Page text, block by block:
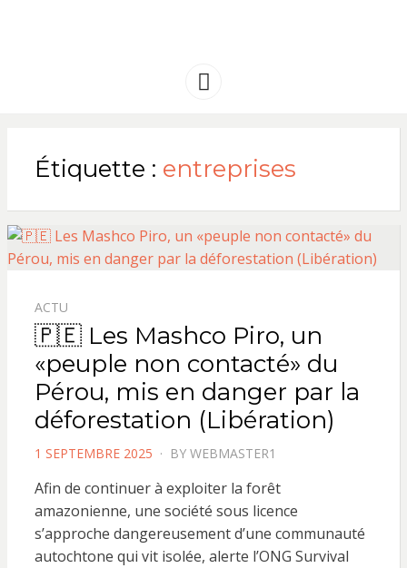
AMERIQUE
Menu
Étiquette : entreprises
ACTU
🇵🇪 Les Mashco Piro, un
«peuple non contacté» du
Pérou, mis en danger par la
déforestation (Libération)
POSTED
1 SEPTEMBRE 2025 BY WEBMASTER1
Afin de continuer à exploiter la forêt
amazonienne, une société sous licence
s’approche dangereusement d’une communauté
autochtone qui vit isolée, alerte l’ONG Survival